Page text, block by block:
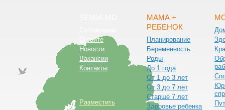
О сайте
Новости
Вакансии
Контакты
Разместить
МАМА +
РЕБЕНОК
Планирование
Беременность
Роды
До 1 года
От 1 до 3 лет
От 3 до 7 лет
Старше 7 лет
Здоровье ребенка